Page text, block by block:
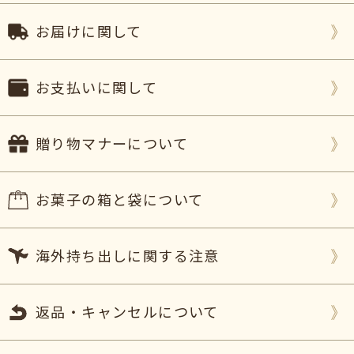
お届けに関して
お支払いに関して
贈り物マナーについて
お菓子の箱と袋について
海外持ち出しに関する注意
返品・キャンセルについて